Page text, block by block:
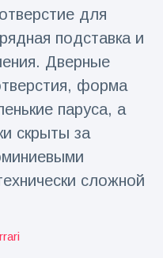
для
подставка и
Дверные
форма
паруса, а
скрыты за
сложной